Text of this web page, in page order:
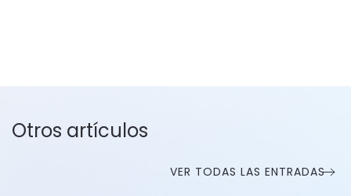
Otros artículos
VER TODAS LAS ENTRADAS